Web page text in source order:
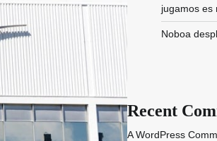
jugamos es
Noboa
Recent
A WordPress